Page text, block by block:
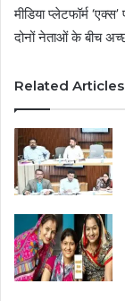
मीडिया प्लेटफॉर्म
दोनों नेताओं के बीच
Related Articles